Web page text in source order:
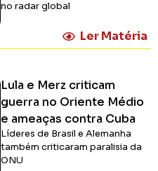
no radar global
Ler Matéria
Lula e Merz criticam
guerra no Oriente Médio
e ameaças contra Cuba
Líderes de Brasil e Alemanha
também criticaram paralisia da
ONU